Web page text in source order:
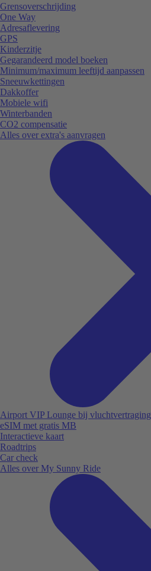
Grensoverschrijding
One Way
Adresaflevering
GPS
Kinderzitje
Gegarandeerd model boeken
Minimum/maximum leeftijd aanpassen
Sneeuwkettingen
Dakkoffer
Mobiele wifi
Winterbanden
CO2 compensatie
Alles over extra's aanvragen
Airport VIP Lounge bij vluchtvertraging
eSIM met gratis MB
Interactieve kaart
Roadtrips
Car check
Alles over My Sunny Ride